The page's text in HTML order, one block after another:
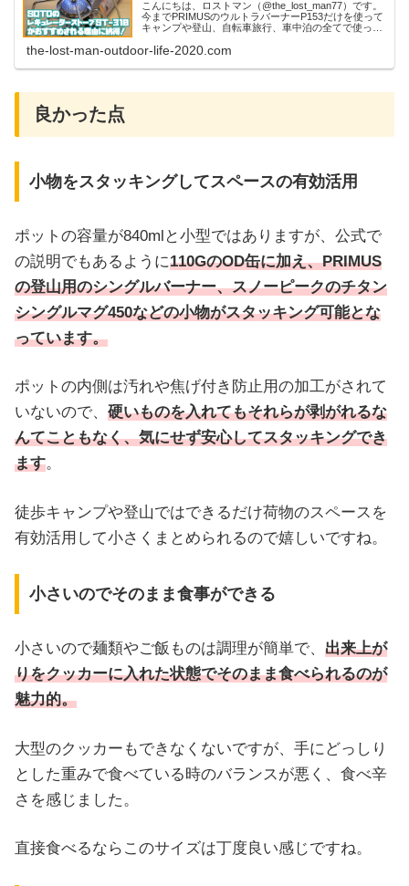
こんにちは、ロストマン（@the_lost_man77）です。
今までPRIMUSのウルトラバーナーP153だけを使って
キャンプや登山、自転車旅行、車中泊の全てで使って
高いことと専門店に行かない...
the-lost-man-outdoor-life-2020.com
良かった点
小物をスタッキングしてスペースの有効活用
ポットの容量が840mlと小型ではありますが、公式で
の説明でもあるように110GのOD缶に加え、PRIMUS
の登山用のシングルバーナー、スノーピークのチタン
シングルマグ450などの小物がスタッキング可能とな
っています。
ポットの内側は汚れや焦げ付き防止用の加工がされて
いないので、 硬いものを入れてもそれらが剥がれるな
んてこともなく、気にせず安心してスタッキングでき
ます。
徒歩キャンプや登山ではできるだけ荷物のスペースを
有効活用して小さくまとめられるので嬉しいですね。
小さいのでそのまま食事ができる
小さいので麺類やご飯ものは調理が簡単で、 出来上が
りをクッカーに入れた状態でそのまま食べられるのが
魅力的。
大型のクッカーもできなくないですが、手にどっしり
とした重みで食べている時のバランスが悪く、食べ辛
さを感じました。
直接食べるならこのサイズは丁度良い感じですね。